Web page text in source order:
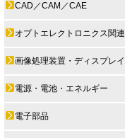
CAD／CAM／CAE
オプトエレクトロニクス関連
画像処理装置・ディスプレイ
電源・電池・エネルギー
電子部品